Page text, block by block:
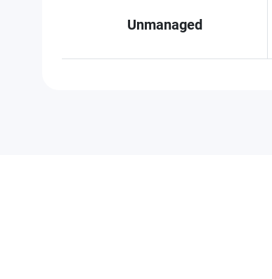
Unmanaged